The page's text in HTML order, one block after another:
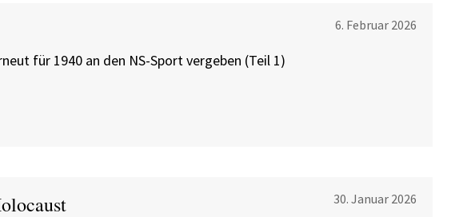
für 1940 an den NS-Sport vergeben (Teil 1)
6. Februar 2026
30. Januar 2026